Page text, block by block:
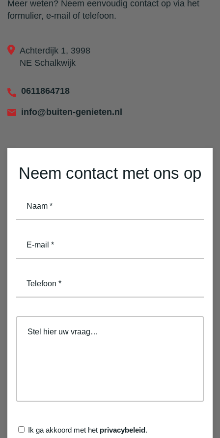
Neem contact met ons op
naam
email
telefoon
Privacybeleid
Ik ga akkoord met het privacybeleid.
Meer weten? Neem eenvoudig contact op via het
formulier, e-mail of telefoon.
Achterdijk 1, 3998
NE Schalkwijk
0611864718
info@buiten-genieten.nl